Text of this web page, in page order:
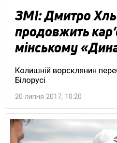
ЗМІ: Дмитро
продовжить
мінському
Колишній ворсклянин
Білорусі
20 липня 2017, 10:20